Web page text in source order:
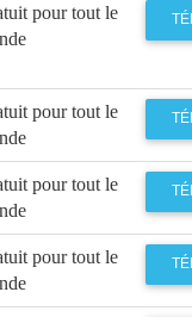
pour tout le
pour tout le
pour tout le
pour tout le